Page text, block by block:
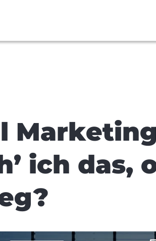
ich das,